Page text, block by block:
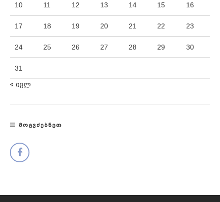
10 11 12 13 14 15 16
17 18 19 20 21 22 23
24 25 26 27 28 29 30
31
« ივლ
ᲛᲝᲒᲕᲫᲔᲑᲜᲔᲗ